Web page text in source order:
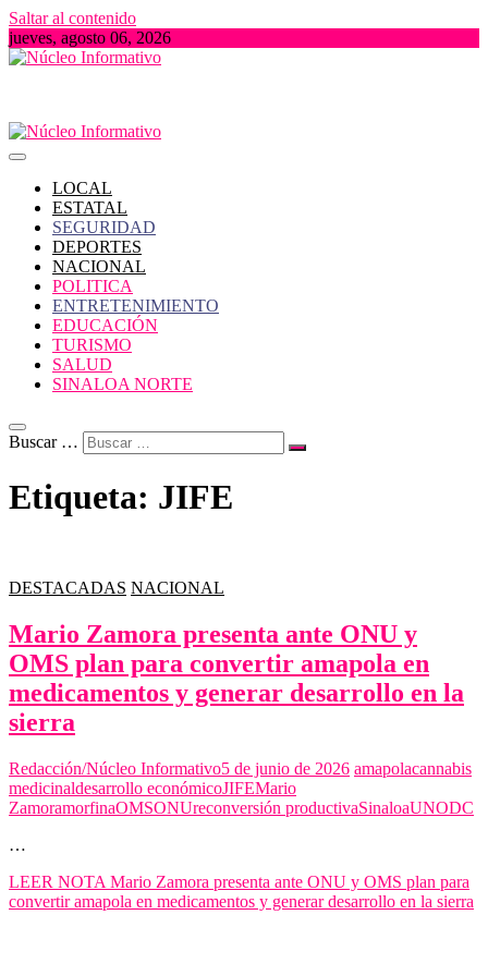
Saltar al contenido
jueves, agosto 06, 2026
LOCAL
ESTATAL
SEGURIDAD
DEPORTES
NACIONAL
POLITICA
ENTRETENIMIENTO
EDUCACIÓN
TURISMO
SALUD
SINALOA NORTE
Buscar …
Etiqueta: JIFE
DESTACADAS NACIONAL
Mario Zamora presenta ante ONU y
OMS plan para convertir amapola en
medicamentos y generar desarrollo en la
sierra
Redacción/Núcleo Informativo5 de junio de 2026 amapolacannabis
medicinaldesarrollo económicoJIFEMario
ZamoramorfinaOMSONUreconversión productivaSinaloaUNODC
…
LEER NOTA Mario Zamora presenta ante ONU y OMS plan para
convertir amapola en medicamentos y generar desarrollo en la sierra